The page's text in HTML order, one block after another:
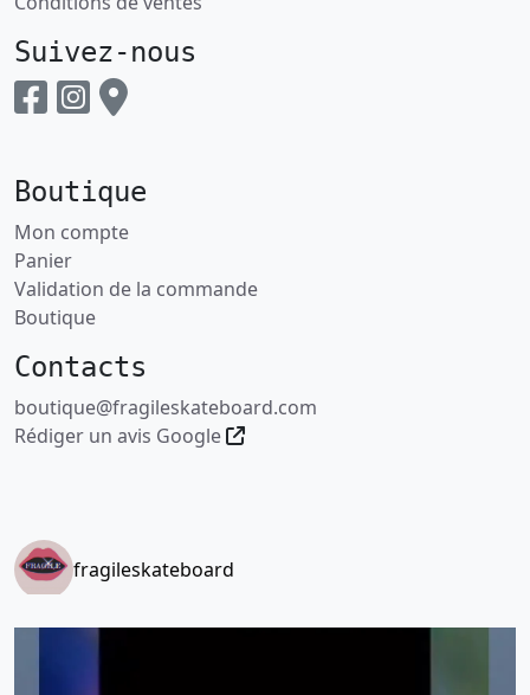
Suivez-nous
Boutique
Mon compte
Panier
Validation de la commande
Boutique
Contacts
boutique@fragileskateboard.com
Rédiger un avis Google
fragileskateboard